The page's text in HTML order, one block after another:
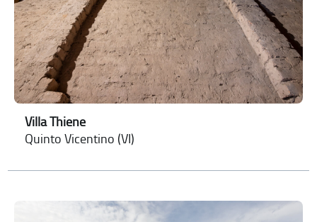
Villa Thiene
Quinto Vicentino (VI)